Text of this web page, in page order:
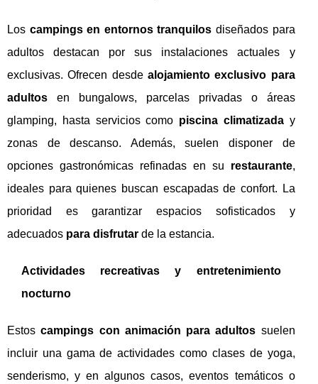
Los campings en entornos tranquilos diseñados para
adultos destacan por sus instalaciones actuales y
exclusivas. Ofrecen desde alojamiento exclusivo para
adultos en bungalows, parcelas privadas o áreas
glamping, hasta servicios como piscina climatizaday
zonas de descanso. Además, suelen disponer de
opciones gastronómicas refinadas en su restaurante,
ideales para quienes buscan escapadas de confort. La
prioridad es garantizar espacios sofisticados y
adecuados para disfrutar de la estancia.
Actividades recreativas y entretenimiento
nocturno
Estoscampings con animación para adultos suelen
incluir una gama de actividades como clases de yoga,
senderismo, y en algunos casos, eventos temáticos o